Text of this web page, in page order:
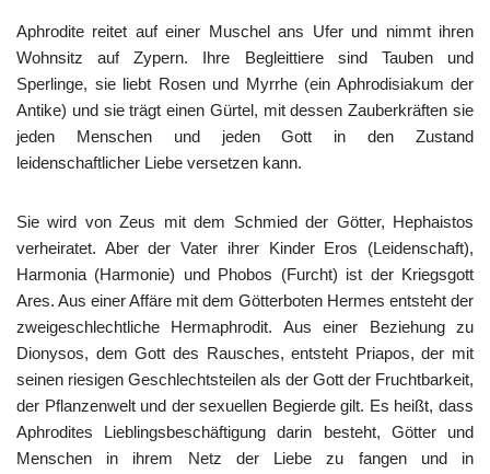
Aphrodite reitet auf einer Muschel ans Ufer und nimmt ihren
Wohnsitz auf Zypern. Ihre Begleittiere sind Tauben und
Sperlinge, sie liebt Rosen und Myrrhe (ein Aphrodisiakum der
Antike) und sie trägt einen Gürtel, mit dessen Zauberkräften sie
jeden Menschen und jeden Gott in den Zustand
leidenschaftlicher Liebe versetzen kann.
Sie wird von Zeus mit dem Schmied der Götter, Hephaistos
verheiratet. Aber der Vater ihrer Kinder Eros (Leidenschaft),
Harmonia (Harmonie) und Phobos (Furcht) ist der Kriegsgott
Ares. Aus einer Affäre mit dem Götterboten Hermes entsteht der
zweigeschlechtliche Hermaphrodit. Aus einer Beziehung zu
Dionysos, dem Gott des Rausches, entsteht Priapos, der mit
seinen riesigen Geschlechtsteilen als der Gott der Fruchtbarkeit,
der Pflanzenwelt und der sexuellen Begierde gilt. Es heißt, dass
Aphrodites Lieblingsbeschäftigung darin besteht, Götter und
Menschen in ihrem Netz der Liebe zu fangen und in